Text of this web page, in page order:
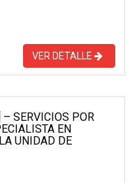
VER DETALLE
SERVICIOS POR
EN
UNIDAD DE